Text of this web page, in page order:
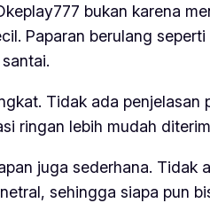
bukan karena
Paparan berulang
Tidak ada
ringan lebih mudah
juga sederhana.
sehingga siapa pun